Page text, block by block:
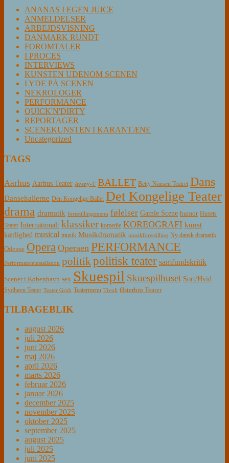
ANANAS I EGEN JUICE
ANMELDELSER
ARBEJDSVISNING
DANMARK RUNDT
FOROMTALER
I PROCES
INTERVIEWS
KUNSTEN UDENOM SCENEN
LYDE PÅ SCENEN
NEKROLOGER
PERFORMANCE
QUICK'N'DIRTY
REPORTAGER
SCENEKUNSTEN I KARANTÆNE
Uncategorized
TAGS
Aarhus Aarhus Teater Aveny-T BALLET Betty Nansen Teatret Dans
Dansehallerne Den Kongelige Ballet Det Kongelige Teater
drama dramatik forestillingsmenu følelser Gamle Scene humor Husets
Teater Internationalt klassiker komedie KOREOGRAFI kunst
kærlighed musical musik Musikdramatik musikforestilling Ny dansk dramatik
Odense Opera Operaen PERFORMANCE
Performanceinstallation politikpolitisk teater samfundskritik
Scener i København sex Skuespil Skuespilhuset Sort/Hvid
Sydhavn Teater Teater Grob Teatermenu Tivoli Østerbro Teater
TILBAGEBLIK
august 2026
juli 2026
juni 2026
maj 2026
april 2026
marts 2026
februar 2026
januar 2026
december 2025
november 2025
oktober 2025
september 2025
august 2025
juli 2025
juni 2025